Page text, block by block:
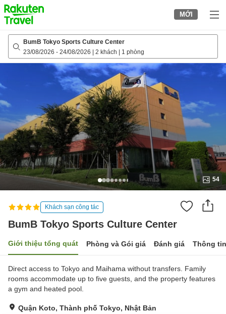
to
top
page
MỚI
BumB Tokyo Sports Culture Center
23/08/2026 - 24/08/2026 2 khách 1 phòng
54
Khách sạn công tác
BumB Tokyo Sports Culture Center
Giới thiệu tổng quát Phòng và Gói giá Đánh giá Thông
Direct access to Tokyo and Maihama without transfers. Family
rooms accommodate up to five guests, and the property features
a gym and heated pool.
Quận Koto, Thành phố Tokyo, Nhật Bản